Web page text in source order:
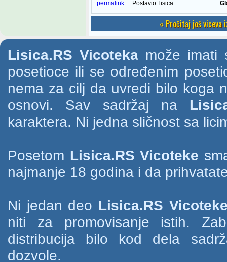
permalink Postavio: lisica
« Pročitaj još viceva
Lisica.RS Vicotekamože imati
posetioce ili se određenim
nema za cilj da uvredi bilo koga
osnovi. Sav sadržaj na
karaktera. Ni jedna sličnost sa
Posetom Lisica.RS Vicoteke
najmanje 18 godina i da
Ni jedan deo Lisica.RS
niti za promovisanje istih.
distribucija bilo kod dela
dozvole.